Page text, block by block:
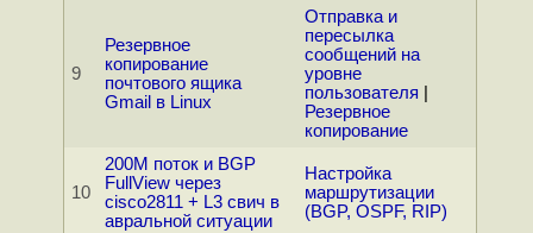
9
Резервное
копирование
почтового ящика
Gmail в Linux
Отправка и
пересылка
сообщений на
уровне
пользователя
Резервное
копирование
10
200M поток и BGP
FullView через
cisco2811 + L3 свич в
авральной ситуации
Настройка
маршрутизации
(BGP, OSPF, RIP)